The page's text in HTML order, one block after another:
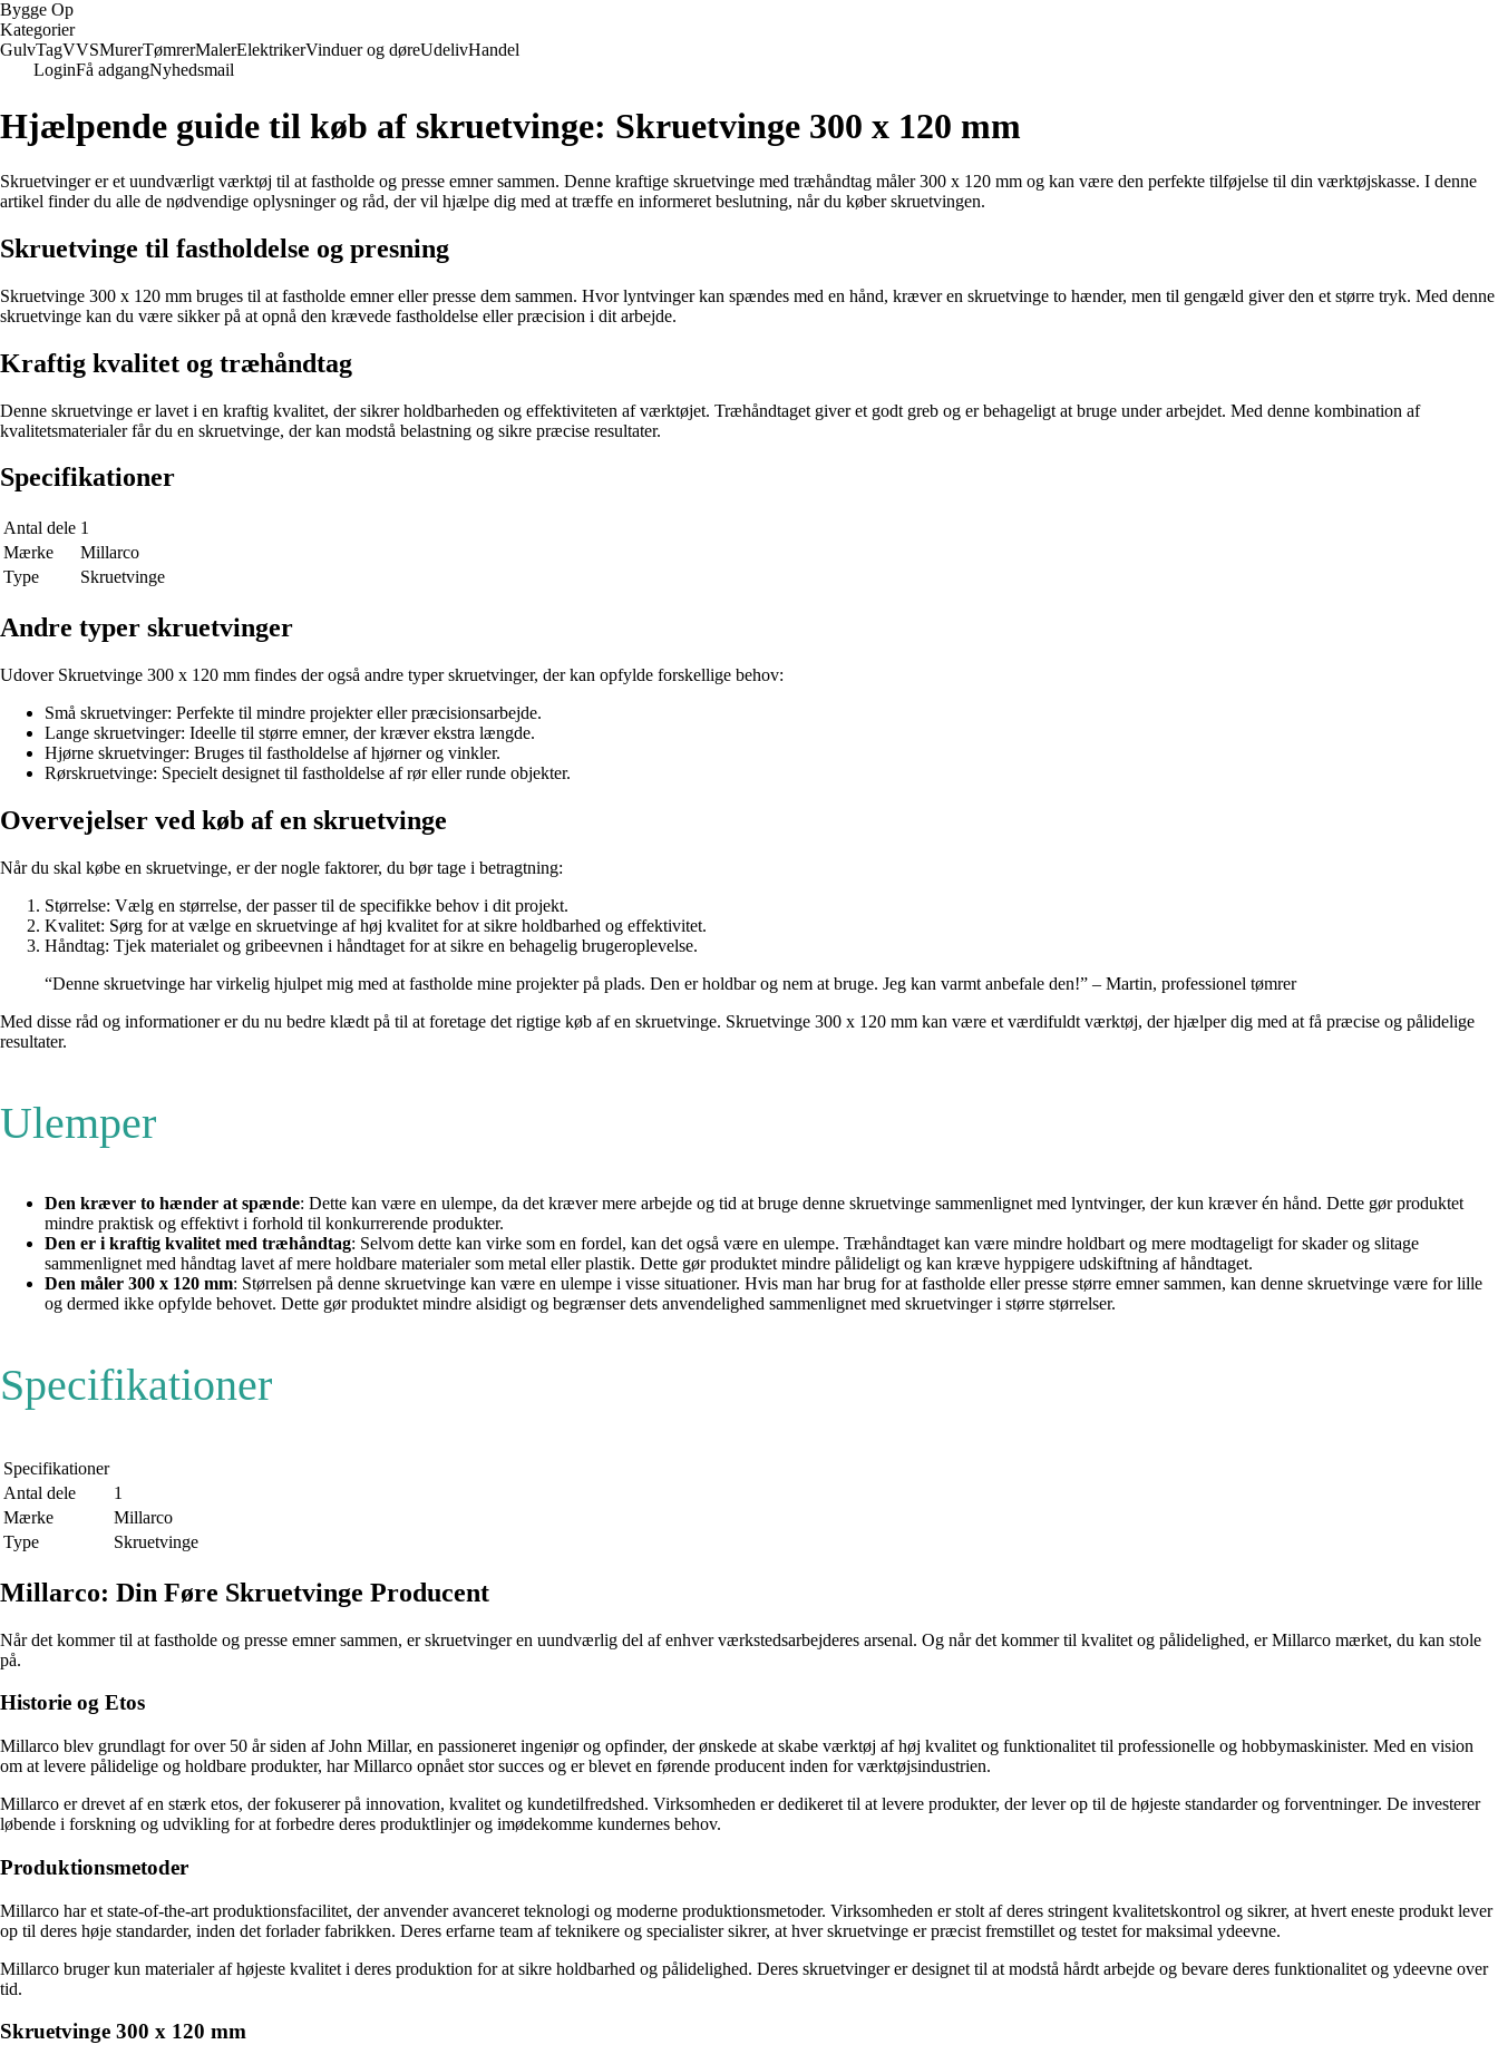
Bygge Op
Kategorier
GulvTagVVSMurerTømrerMalerElektrikerVinduer og døreUdelivHandel
LoginFå adgangNyhedsmail
Hjælpende guide til køb af skruetvinge: Skruetvinge 300 x 120 mm
Skruetvinger er et uundværligt værktøj til at fastholde og presse emner sammen. Denne kraftige skruetvinge med træhåndtag måler 300 x 120 mm og kan være den perfekte tilføjelse til din værktøjskasse. I denne
artikel finder du alle de nødvendige oplysninger og råd, der vil hjælpe dig med at træffe en informeret beslutning, når du køber skruetvingen.
Skruetvinge til fastholdelse og presning
Skruetvinge 300 x 120 mm bruges til at fastholde emner eller presse dem sammen. Hvor lyntvinger kan spændes med en hånd, kræver en skruetvinge to hænder, men til gengæld giver den et større tryk. Med denne
skruetvinge kan du være sikker på at opnå den krævede fastholdelse eller præcision i dit arbejde.
Kraftig kvalitet og træhåndtag
Denne skruetvinge er lavet i en kraftig kvalitet, der sikrer holdbarheden og effektiviteten af værktøjet. Træhåndtaget giver et godt greb og er behageligt at bruge under arbejdet. Med denne kombination af
kvalitetsmaterialer får du en skruetvinge, der kan modstå belastning og sikre præcise resultater.
Specifikationer
Antal dele 1
Mærke
Millarco
Type
Skruetvinge
Andre typer skruetvinger
Udover Skruetvinge 300 x 120 mm findes der også andre typer skruetvinger, der kan opfylde forskellige behov:
Små skruetvinger: Perfekte til mindre projekter eller præcisionsarbejde.
Lange skruetvinger: Ideelle til større emner, der kræver ekstra længde.
Hjørne skruetvinger: Bruges til fastholdelse af hjørner og vinkler.
Rørskruetvinge: Specielt designet til fastholdelse af rør eller runde objekter.
Overvejelser ved køb af en skruetvinge
Når du skal købe en skruetvinge, er der nogle faktorer, du bør tage i betragtning:
Størrelse: Vælg en størrelse, der passer til de specifikke behov i dit projekt.
Kvalitet: Sørg for at vælge en skruetvinge af høj kvalitet for at sikre holdbarhed og effektivitet.
Håndtag: Tjek materialet og gribeevnen i håndtaget for at sikre en behagelig brugeroplevelse.
“Denne skruetvinge har virkelig hjulpet mig med at fastholde mine projekter på plads. Den er holdbar og nem at bruge. Jeg kan varmt anbefale den!” – Martin, professionel tømrer
Med disse råd og informationer er du nu bedre klædt på til at foretage det rigtige køb af en skruetvinge. Skruetvinge 300 x 120 mm kan være et værdifuldt værktøj, der hjælper dig med at få præcise og pålidelige
resultater.
Ulemper
Den kræver to hænder at spænde: Dette kan være en ulempe, da det kræver mere arbejde og tid at bruge denne skruetvinge sammenlignet med lyntvinger, der kun kræver én hånd. Dette gør produktet
mindre praktisk og effektivt i forhold til konkurrerende produkter.
Den er i kraftig kvalitet med træhåndtag: Selvom dette kan virke som en fordel, kan det også være en ulempe. Træhåndtaget kan være mindre holdbart og mere modtageligt for skader og slitage
sammenlignet med håndtag lavet af mere holdbare materialer som metal eller plastik. Dette gør produktet mindre pålideligt og kan kræve hyppigere udskiftning af håndtaget.
Den måler 300 x 120 mm: Størrelsen på denne skruetvinge kan være en ulempe i visse situationer. Hvis man har brug for at fastholde eller presse større emner sammen, kan denne skruetvinge være for lille
og dermed ikke opfylde behovet. Dette gør produktet mindre alsidigt og begrænser dets anvendelighed sammenlignet med skruetvinger i større størrelser.
Specifikationer
Specifikationer
Antal dele
1
Mærke
Millarco
Type
Skruetvinge
Millarco: Din Føre Skruetvinge Producent
Når det kommer til at fastholde og presse emner sammen, er skruetvinger en uundværlig del af enhver værkstedsarbejderes arsenal. Og når det kommer til kvalitet og pålidelighed, er Millarco mærket, du kan stole
på.
Historie og Etos
Millarco blev grundlagt for over 50 år siden af John Millar, en passioneret ingeniør og opfinder, der ønskede at skabe værktøj af høj kvalitet og funktionalitet til professionelle og hobbymaskinister. Med en vision
om at levere pålidelige og holdbare produkter, har Millarco opnået stor succes og er blevet en førende producent inden for værktøjsindustrien.
Millarco er drevet af en stærk etos, der fokuserer på innovation, kvalitet og kundetilfredshed. Virksomheden er dedikeret til at levere produkter, der lever op til de højeste standarder og forventninger. De investerer
løbende i forskning og udvikling for at forbedre deres produktlinjer og imødekomme kundernes behov.
Produktionsmetoder
Millarco har et state-of-the-art produktionsfacilitet, der anvender avanceret teknologi og moderne produktionsmetoder. Virksomheden er stolt af deres stringent kvalitetskontrol og sikrer, at hvert eneste produkt lever
op til deres høje standarder, inden det forlader fabrikken. Deres erfarne team af teknikere og specialister sikrer, at hver skruetvinge er præcist fremstillet og testet for maksimal ydeevne.
Millarco bruger kun materialer af højeste kvalitet i deres produktion for at sikre holdbarhed og pålidelighed. Deres skruetvinger er designet til at modstå hårdt arbejde og bevare deres funktionalitet og ydeevne over
tid.
Skruetvinge 300 x 120 mm